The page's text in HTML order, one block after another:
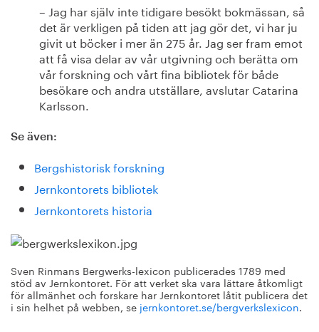
– Jag har själv inte tidigare besökt bokmässan, så
det är verkligen på tiden att jag gör det, vi har ju
givit ut böcker i mer än 275 år. Jag ser fram emot
att få visa delar av vår utgivning och berätta om
vår forskning och vårt fina bibliotek för både
besökare och andra utställare, avslutar Catarina
Karlsson.
Se även:
Bergshistorisk forskning
Jernkontorets bibliotek
Jernkontorets historia
Sven Rinmans Bergwerks-lexicon publicerades 1789 med
stöd av Jernkontoret. För att verket ska vara lättare åtkomligt
för allmänhet och forskare har Jernkontoret låtit publicera det
i sin helhet på webben, se jernkontoret.se/bergverkslexicon.